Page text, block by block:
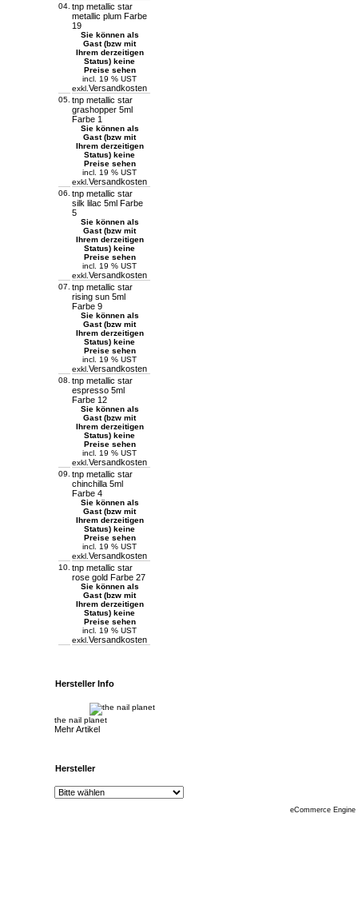
04. tnp metallic star
metallic plum Farbe
19
Sie können als
Gast (bzw mit
Ihrem derzeitigen
Status) keine
Preise sehen
incl. 19 % UST
exkl. Versandkosten
05. tnp metallic star
grashopper 5ml
Farbe 1
Sie können als
Gast (bzw mit
Ihrem derzeitigen
Status) keine
Preise sehen
incl. 19 % UST
exkl. Versandkosten
06. tnp metallic star
silk lilac 5ml Farbe
5
Sie können als
Gast (bzw mit
Ihrem derzeitigen
Status) keine
Preise sehen
incl. 19 % UST
exkl. Versandkosten
07. tnp metallic star
rising sun 5ml
Farbe 9
Sie können als
Gast (bzw mit
Ihrem derzeitigen
Status) keine
Preise sehen
incl. 19 % UST
exkl. Versandkosten
08. tnp metallic star
espresso 5ml
Farbe 12
Sie können als
Gast (bzw mit
Ihrem derzeitigen
Status) keine
Preise sehen
incl. 19 % UST
exkl. Versandkosten
09. tnp metallic star
chinchilla 5ml
Farbe 4
Sie können als
Gast (bzw mit
Ihrem derzeitigen
Status) keine
Preise sehen
incl. 19 % UST
exkl. Versandkosten
10. tnp metallic star
rose gold Farbe 27
Sie können als
Gast (bzw mit
Ihrem derzeitigen
Status) keine
Preise sehen
incl. 19 % UST
exkl. Versandkosten
Hersteller Info
the nail planet
Mehr Artikel
Hersteller
eCommerce